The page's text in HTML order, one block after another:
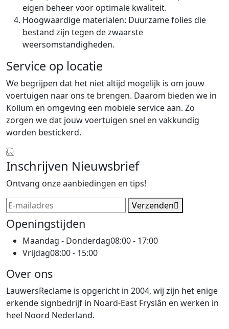
eigen beheer voor optimale kwaliteit.
Hoogwaardige materialen: Duurzame folies die
bestand zijn tegen de zwaarste
weersomstandigheden.
Service op locatie
We begrijpen dat het niet altijd mogelijk is om jouw
voertuigen naar ons te brengen. Daarom bieden we in
Kollum en omgeving een mobiele service aan. Zo
zorgen we dat jouw voertuigen snel en vakkundig
worden bestickerd.
Inschrijven Nieuwsbrief
Ontvang onze aanbiedingen en tips!
Verzenden
Openingstijden
Maandag - Donderdag08:00 - 17:00
Vrijdag08:00 - 15:00
Over ons
LauwersReclame is opgericht in 2004, wij zijn het enige
erkende signbedrijf in Noard-East Fryslân en werken in
heel Noord Nederland.